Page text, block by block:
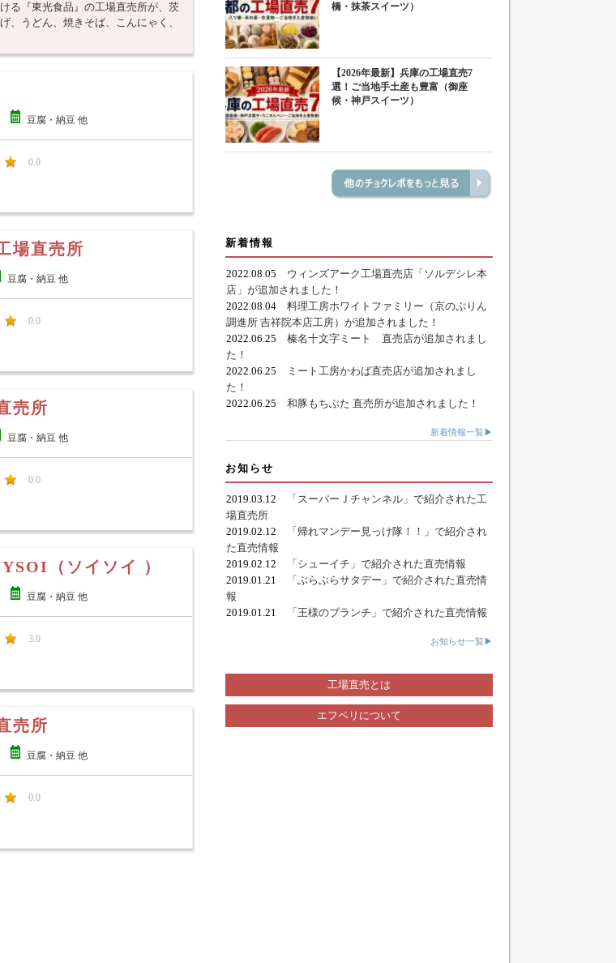
る『東光食品』の工場直売所が、茨
、うどん、焼きそば、こんにゃく、
豆腐・納豆 他
0.0
場直売所
豆腐・納豆 他
0.0
売所
豆腐・納豆 他
0.0
（ソイソイ ）
豆腐・納豆 他
3.0
売所
豆腐・納豆 他
0.0
橋・抹茶スイーツ）
【2026年最新】兵庫の工場直売7
選！ご当地手土産も豊富（御座
候・神戸スイーツ）
新着情報
2022.08.05 ウィンズアーク工場直売店「ソルデシレ本
店」が追加されました！
2022.08.04 料理工房ホワイトファミリー（京のぷりん
調進所 吉祥院本店工房）が追加されました！
2022.06.25 榛名十文字ミート 直売店が追加されまし
た！
2022.06.25
ミート工房かわば直売店が追加されまし
た！
2022.06.25 和豚もちぶた 直売所が追加されました！
新着情報一覧▶
お知らせ
2019.03.12
「スーパーＪチャンネル」で紹介された工
場直売所
2019.02.12
「帰れマンデー見っけ隊！！」で紹介され
た直売情報
2019.02.12
「シューイチ」で紹介された直売情報
2019.01.21
「ぶらぶらサタデー」で紹介された直売情
報
2019.01.21
「王様のブランチ」で紹介された直売情報
お知らせ一覧▶
工場直売とは
エフペリについて